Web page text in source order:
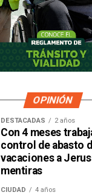
OPINIÓN
DESTACADAS 2 años
Con 4 meses
control de abasto
vacaciones a
mentiras
CIUDAD 4 años